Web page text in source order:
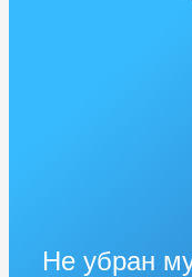
Не убран